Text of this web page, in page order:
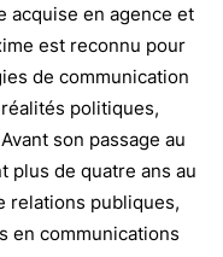
acquise en agence et
est reconnu pour
de communication
politiques,
son passage au
plus de quatre ans au
relations publiques,
en communications